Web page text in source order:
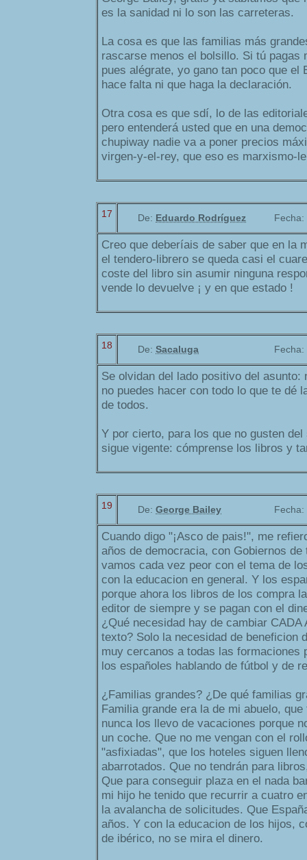
es la sanidad ni lo son las carreteras.
La cosa es que las familias más
rascarse menos el bolsillo. Si tú pagas
pues alégrate, yo gano tan poco que el
hace falta ni que haga la declaración.
Otra cosa es que sdí, lo de las
pero entenderá usted que en una
chupiway nadie va a poner precios
virgen-y-el-rey, que eso es marxismo-
17 De: Eduardo Rodríguez Fecha:
Creo que deberíais de saber que en la
el tendero-librero se queda casi el
coste del libro sin asumir ninguna
vende lo devuelve ¡ y en que estado !
18 De: Sacaluga Fecha:
Se olvidan del lado positivo del asunto:
no puedes hacer con todo lo que te dé
de todos.
Y por cierto, para los que no gusten
sigue vigente: cómprense los libros y
19 De: George Bailey Fecha:
Cuando digo "¡Asco de pais!", me
años de democracia, con Gobiernos
vamos cada vez peor con el tema de
con la educacion en general. Y los
porque ahora los libros de los compra
editor de siempre y se pagan con el
¿Qué necesidad hay de cambiar CADA
texto? Solo la necesidad de beneficion
muy cercanos a todas las formaciones
los españoles hablando de fútbol y de
¿Familias grandes? ¿De qué familias
Familia grande era la de mi abuelo,
nunca los llevo de vacaciones porque
un coche. Que no me vengan con el
"asfixiadas", que los hoteles siguen
abarrotados. Que no tendrán para
Que para conseguir plaza en el nada
mi hijo he tenido que recurrir a cuatro
la avalancha de solicitudes. Que
años. Y con la educacion de los hijos,
de ibérico, no se mira el dinero.